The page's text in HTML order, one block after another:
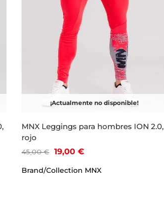
¡Actualmente no disponible!
MNX Leggings para hombres ION 2.0,
rojo
45,00€ 19,00 €
Brand/Collection MNX